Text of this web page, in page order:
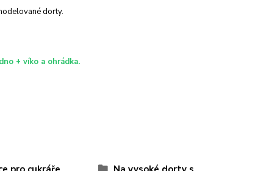
dorty.
+ víko a ohrádka.